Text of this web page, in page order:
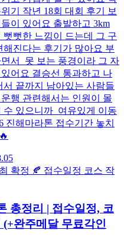
기 작년 18회 대회 후기 보
이 있어요 출발하고 3km
뻣한 느낌이 드는데 그 구
진다는 후기가 많아요 부
서 못 보는 풍경이라 그 자
어요 결승선 통과하고 나
끝까지 남아있는 사람들
행 관련해서는 인원이 몰
있으니까 여유있게 이동
진해마라톤 접수기간 놓치
총정리 | 접수일정, 코
완주메달 무료각인